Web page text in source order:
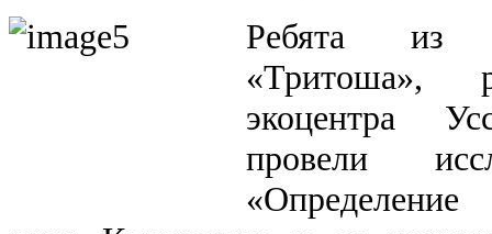
Ребята из
«Тритоша»,
экоцентра
провели
«Определение